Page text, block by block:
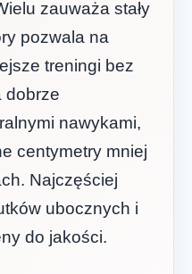
zauważa stały
pozwala na
treningi bez
dobrze
nawykami,
centymetry mniej
Najczęściej
ubocznych i
do jakości.